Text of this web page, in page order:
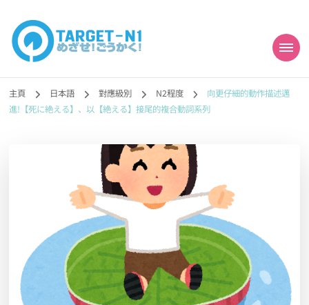
目標!!日本語能力試
N1合格
勉強コンテンツも追加予定!!】
主頁 日本語 對應級別 N2程度
向更仔細的動作描述邁
進!【死に絶える】、以【絶える】接尾的複合動詞系列